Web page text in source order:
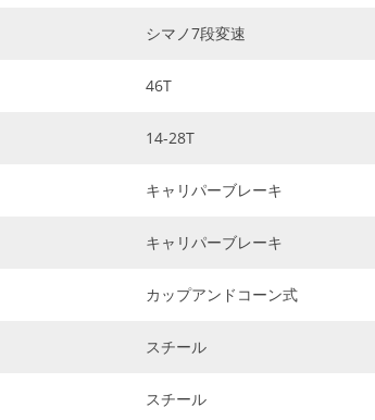
シマノ7段変速
46T
14-28T
キャリパーブレーキ
キャリパーブレーキ
カップアンドコーン式
スチール
スチール